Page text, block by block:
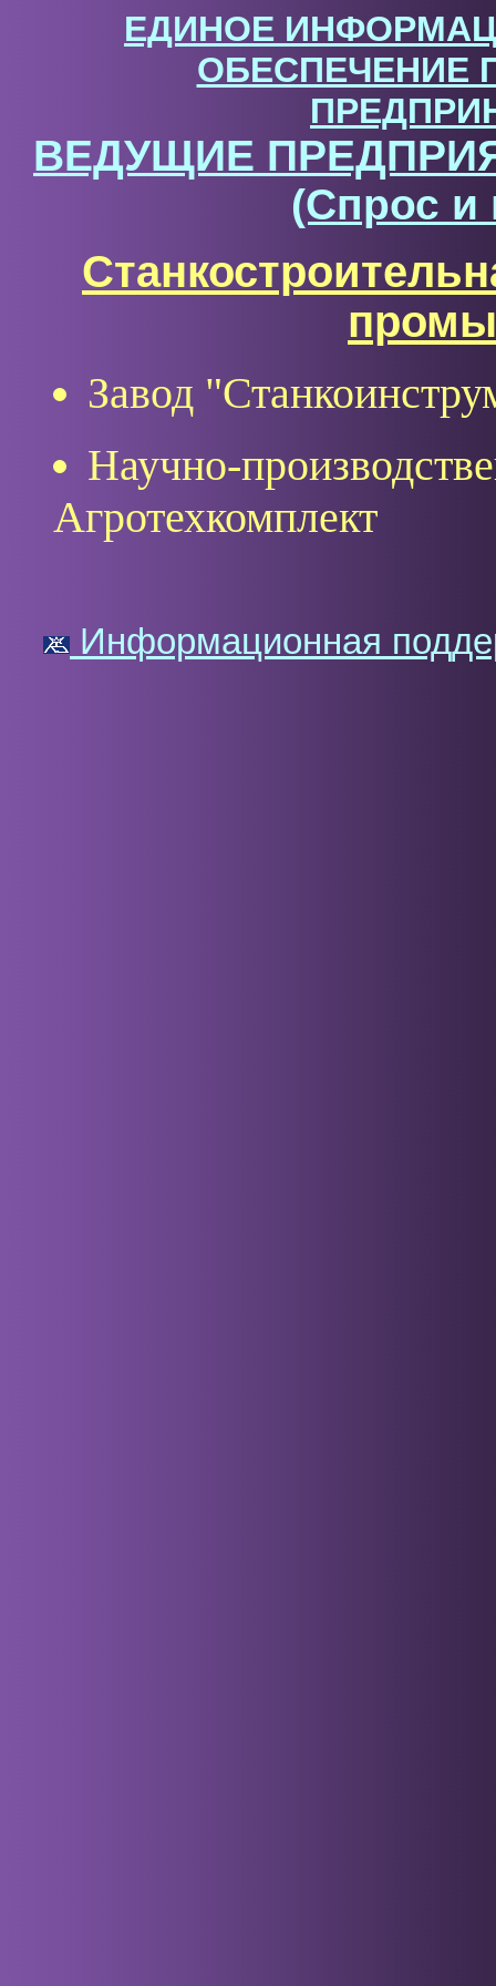
ЕДИНОЕ
ОБЕСПЕЧЕНИЕ
ВЕДУЩИЕ
(Спрос и
Завод
Научно-
Агротехкомплект
Информационная